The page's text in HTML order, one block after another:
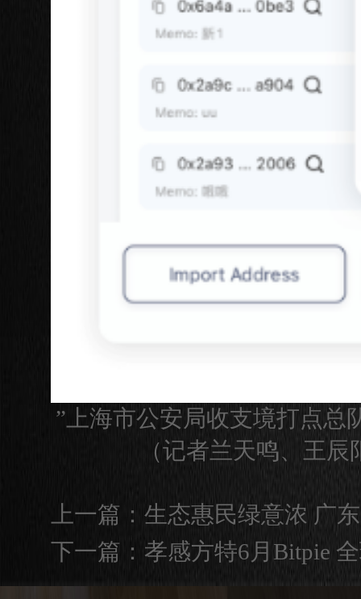
”上海市公安局收支境打点总
（记者兰天鸣、王
上一篇： 生态惠民绿意浓 广
下一篇： 孝感方特6月Bitpie